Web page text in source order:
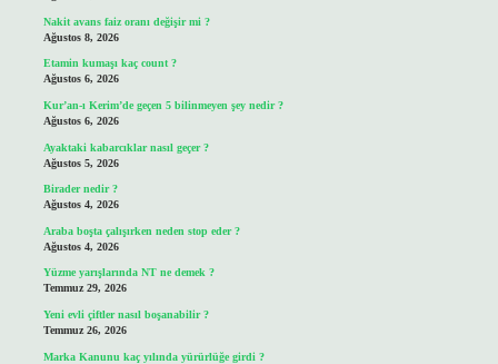
Nakit avans faiz oranı değişir mi ?
Ağustos 8, 2026
Etamin kumaşı kaç count ?
Ağustos 6, 2026
Kur’an-ı Kerim’de geçen 5 bilinmeyen şey nedir ?
Ağustos 6, 2026
Ayaktaki kabarcıklar nasıl geçer ?
Ağustos 5, 2026
Birader nedir ?
Ağustos 4, 2026
Araba boşta çalışırken neden stop eder ?
Ağustos 4, 2026
Yüzme yarışlarında NT ne demek ?
Temmuz 29, 2026
Yeni evli çiftler nasıl boşanabilir ?
Temmuz 26, 2026
Marka Kanunu kaç yılında yürürlüğe girdi ?